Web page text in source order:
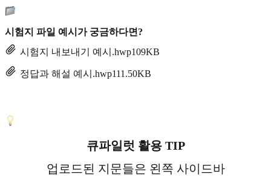
시험지 파일 예시가 궁금하다면?
시험지 내보내기 예시.hwp109KB
정답과 해설 예시.hwp111.50KB
큐파일럿 활용 TIP
업로드된 지문들은 왼쪽 사이드바